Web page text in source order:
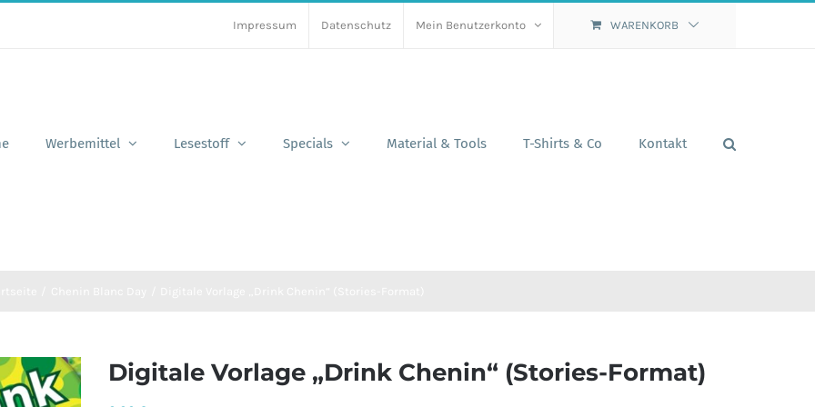
Impressum Datenschutz Mein Benutzerkonto WARENKORB
Werbemittel Lesestoff Specials Material & Tools T-Shirts & Co Kontakt
Digitale Vorlage „Drink Chenin“ (Stories-Format)